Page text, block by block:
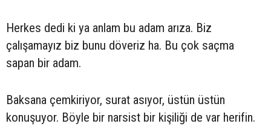
Herkes dedi ki ya anlam bu adam arıza. Biz
çalışamayız biz bunu döveriz ha. Bu çok saçma
sapan bir adam.
Baksana çemkiriyor, surat asıyor, üstün üstün
konuşuyor. Böyle bir narsist bir kişiliği de var herifin.